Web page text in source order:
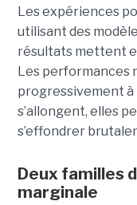
Les expériences
utilisant des
résultats mettent
Les performances
progressivement à
s’allongent, elles
s’effondrer
Deux familles
marginale